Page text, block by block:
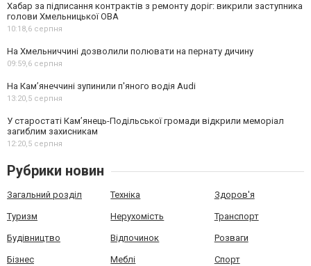
Хабар за підписання контрактів з ремонту доріг: викрили заступника
голови Хмельницької ОВА
10:18,6 серпня
На Хмельниччині дозволили полювати на пернату дичину
09:59,6 серпня
На Камʼянеччині зупинили п'яного водія Audi
13:20,5 серпня
У старостаті Кам’янець-Подільської громади відкрили меморіал
загиблим захисникам
12:20,5 серпня
Рубрики новин
Загальний розділ Техніка Здоров'я
Туризм Нерухомість Транспорт
Будівництво Відпочинок Розваги
Бізнес Меблі Спорт